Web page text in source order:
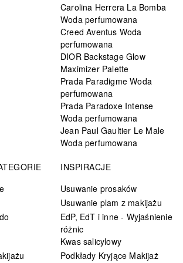
Carolina Herrera La Bomba
Woda perfumowana
Creed Aventus Woda
perfumowana
DIOR Backstage Glow
Maximizer Palette
Prada Paradigme Woda
perfumowana
Prada Paradoxe Intense
Woda perfumowana
Jean Paul Gaultier Le Male
Woda perfumowana
INSPIRACJE
Usuwanie prosaków
Usuwanie plam z makijażu
EdP, EdT i inne - Wyjaśnienie
różnic
Kwas salicylowy
Podkłady Kryjące Makijaż